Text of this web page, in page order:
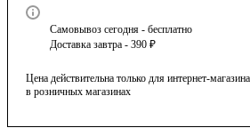
Самовывоз сегодня - бесплатно
Доставка завтра - 390 ₽
Цена действительна только для интернет-
в розничных магазинах